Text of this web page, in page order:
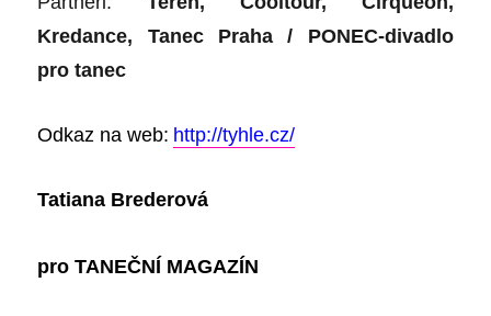
Kredance, Tanec Praha / PONEC-divadlo
pro tanec
Odkaz na web: http://tyhle.cz/
Tatiana Brederová
proTANEČNÍ MAGAZÍN